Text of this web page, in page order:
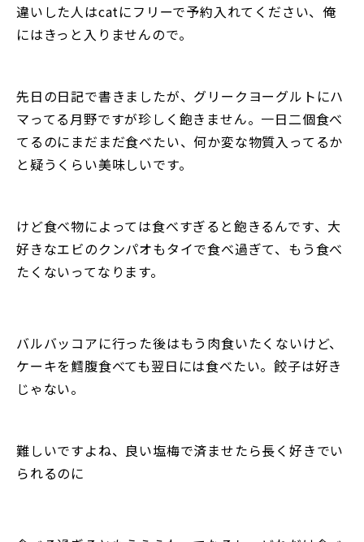
違いした人はcatにフリーで予約入れてください、俺
にはきっと入りませんので。
先日の日記で書きましたが、グリークヨーグルトにハ
マってる月野ですが珍しく飽きません。一日二個食べ
てるのにまだまだ食べたい、何か変な物質入ってるか
と疑うくらい美味しいです。
けど食べ物によっては食べすぎると飽きるんです、大
好きなエビのクンパオもタイで食べ過ぎて、もう食べ
たくないってなります。
バルバッコアに行った後はもう肉食いたくないけど、
ケーキを鱈腹食べても翌日には食べたい。餃子は好き
じゃない。
難しいですよね、良い塩梅で済ませたら長く好きでい
られるのに